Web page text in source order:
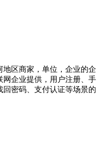
区商家，单位，企业的企
网企业提供，用户注册、手
密码、支付认证等场景的